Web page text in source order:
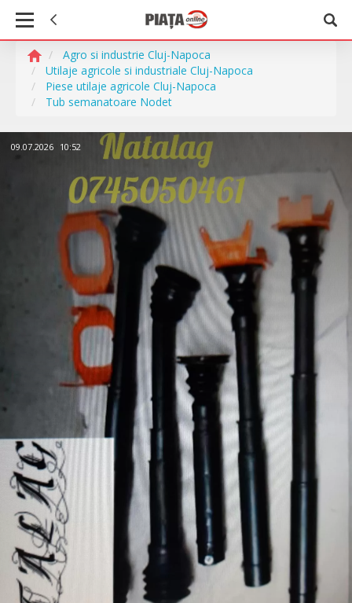
Agro si industrie Cluj-Napoca
Utilaje agricole si industriale Cluj-Napoca
Piese utilaje agricole Cluj-Napoca
Tub semanatoare Nodet
09.07.2026 10:52